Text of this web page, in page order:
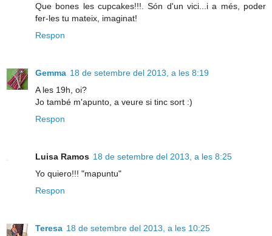
Que bones les cupcakes!!!. Són d'un vici...i a més, poder
fer-les tu mateix, imaginat!
Respon
Gemma 18 de setembre del 2013, a les 8:19
A les 19h, oi?
Jo també m'apunto, a veure si tinc sort :)
Respon
Luisa Ramos 18 de setembre del 2013, a les 8:25
Yo quiero!!! "mapuntu"
Respon
Teresa 18 de setembre del 2013, a les 10:25